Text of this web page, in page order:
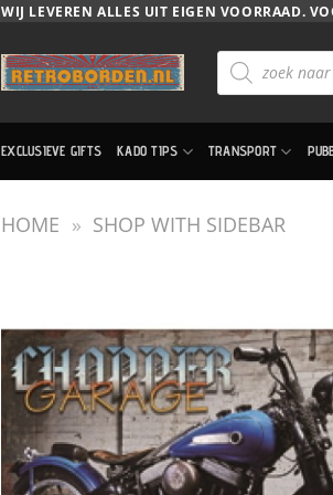
WIJ LEVEREN ALLES UIT EIGEN VOORRAAD.
Producten
zoeken
EXCLUSIEVE GIFTS KADO TIPS TRANSPORT
HOME » SHOP WITH SIDEBAR